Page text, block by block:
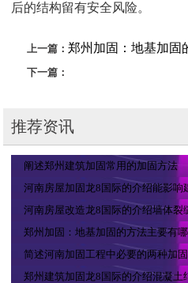
后的结构留有安全风险。
上一篇：郑州加固：地基加固
下一篇：
推荐资讯
阐述郑州建筑加固常用的加固方法
河南房屋加固龙8国际的介绍能影响
河南房屋改造龙8国际的介绍墙体裂
郑州加固：地基加固的方法主要有
简述河南加固工程中必要的两种加
郑州建筑加固龙8国际的介绍混凝土